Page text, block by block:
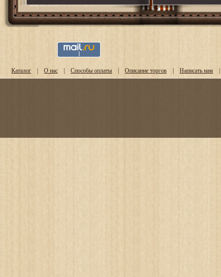
Каталог | О нас | Способы оплаты | Описание торгов | Написать нам |